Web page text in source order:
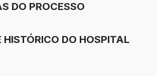
DO PROCESSO
HISTÓRICO DO HOSPITAL